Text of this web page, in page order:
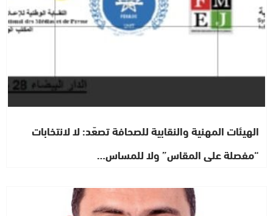
الهيئات المهنية والنقابية للصحافة تصعّد: لا لانتخابات
“مفصلة على المقاس” ولا للمساس…